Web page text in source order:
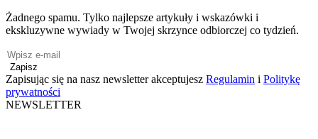
Żadnego spamu. Tylko najlepsze artykuły i wskazówki i
ekskluzywne wywiady w Twojej skrzynce odbiorczej co tydzień.
Zapisz
Zapisując się na nasz newsletter akceptujesz Regulamin i Politykę
prywatności
NEWSLETTER